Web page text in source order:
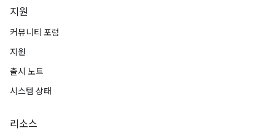
지원
커뮤니티 포럼
지원
출시 노트
시스템 상태
리소스